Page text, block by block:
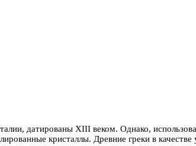
датированы XIII веком. Однако,
кристаллы. Древние греки в качестве